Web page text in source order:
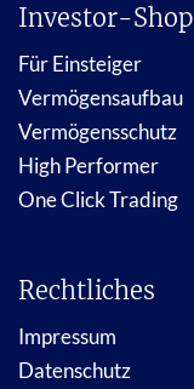
Investor-Shop
Für Einsteiger
Vermögensaufbau
Vermögensschutz
High Performer
One Click Trading
Rechtliches
Impressum
Datenschutz